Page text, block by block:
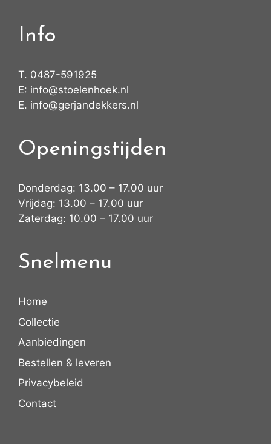
Info
T. 0487-591925
E: info@stoelenhoek.nl
E. info@gerjandekkers.nl
Openingstijden
Donderdag: 13.00 – 17.00 uur
Vrijdag: 13.00 – 17.00 uur
Zaterdag: 10.00 – 17.00 uur
Snelmenu
Home
Collectie
Aanbiedingen
Bestellen & leveren
Privacybeleid
Contact